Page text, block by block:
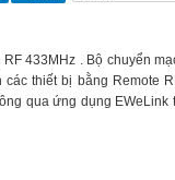
433MHz . Bộ chuyển
thiết bị bằng Remote
qua ứng dụng EWeLink